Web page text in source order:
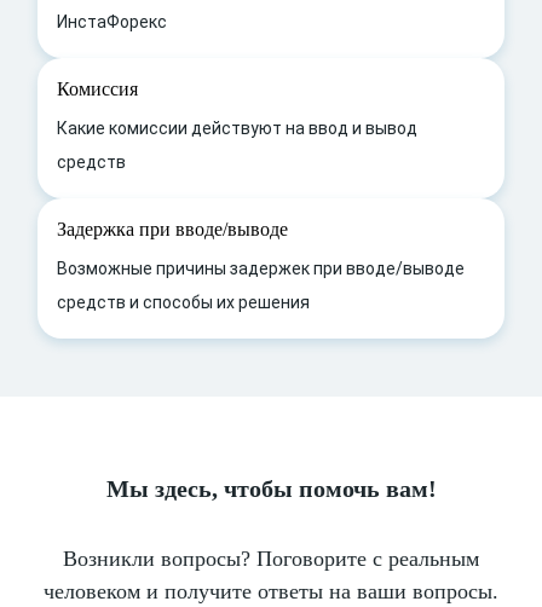
ИнстаФорекс
Комиссия
Какие комиссии действуют на ввод и вывод
средств
Задержка при вводе/выводе
Возможные причины задержек при вводе/выводе
средств и способы их решения
Мы здесь, чтобы помочь вам!
Возникли вопросы? Поговорите с реальным
человеком и получите ответы на ваши вопросы.